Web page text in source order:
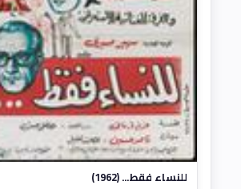
للنساء فقط... (1962)